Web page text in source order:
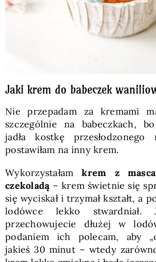
Jaki krem do babeczek
Nie przepadam za kremami
szczególnie na babeczkach,
jadła kostkę przesłodzonego
postawiłam na inny krem.
Wykorzystałamkrem z
czekoladą– krem świetnie się
się wyciskał i trzymał kształt, a
lodówce lekko stwardniał.
przechowujecie dłużej w
podaniem ich polecam, aby
jakieś 30 minut – wtedy